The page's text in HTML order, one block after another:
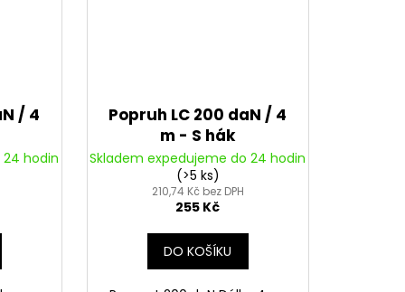
/ 4
hodin
Popruh LC 200 daN / 4
m - S hák
Skladem expedujeme do 24 hodin
(>5 ks)
210,74 Kč bez DPH
255 Kč
DO KOŠÍKU